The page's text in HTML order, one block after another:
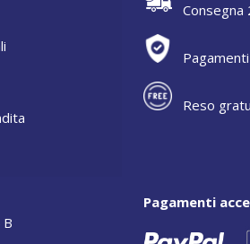
Consegna
Reso
Pagamenti